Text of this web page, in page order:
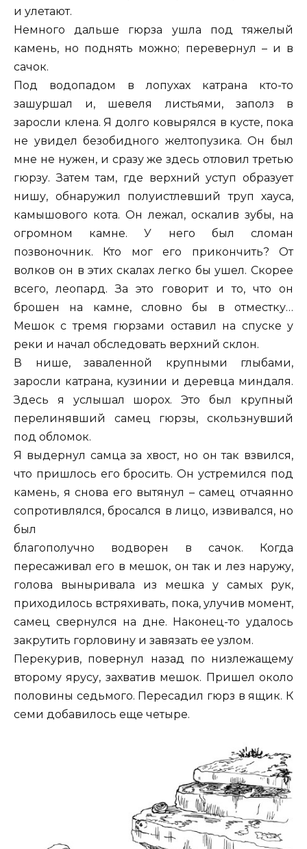
и улетают.
Немного дальше гюрза ушла под тяжелый
камень, но поднять можно; перевернул – и в
сачок.
Под водопадом в лопухах катрана кто-то
зашуршал и, шевеля листьями, заполз в
заросли клена. Я долго ковырялся в кусте, пока
не увидел безобидного желтопузика. Он был
мне не нужен, и сразу же здесь отловил третью
гюрзу. Затем там, где верхний уступ образует
нишу, обнаружил полуистлевший труп хауса,
камышового кота. Он лежал, оскалив зубы, на
огромном камне. У него был сломан
позвоночник. Кто мог его прикончить? От
волков он в этих скалах легко бы ушел. Скорее
всего, леопард. За это говорит и то, что он
брошен на камне, словно бы в отместку…
Мешок с тремя гюрзами оставил на спуске у
реки и начал обследовать верхний склон.
В нише, заваленной крупными глыбами,
заросли катрана, кузинии и деревца миндаля.
Здесь я услышал шорох. Это был крупный
перелинявший самец гюрзы, скользнувший
под обломок.
Я выдернул самца за хвост, но он так взвился,
что пришлось его бросить. Он устремился под
камень, я снова его вытянул – самец отчаянно
сопротивлялся, бросался в лицо, извивался, но
был
благополучно водворен в сачок. Когда
пересаживал его в мешок, он так и лез наружу,
голова выныривала из мешка у самых рук,
приходилось встряхивать, пока, улучив момент,
самец свернулся на дне. Наконец-то удалось
закрутить горловину и завязать ее узлом.
Перекурив, повернул назад по низлежащему
второму ярусу, захватив мешок. Пришел около
половины седьмого. Пересадил гюрз в ящик. К
семи добавилось еще четыре.